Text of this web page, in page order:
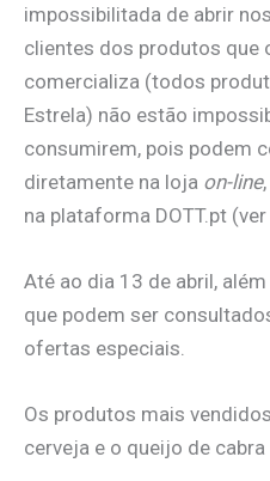
impossibilitada de abrir
clientes dos produtos que
comercializa (todos
Estrela) não estão
consumirem, pois podem
diretamente na loja on-line,
na plataforma DOTT.pt (ver
Até ao dia 13 de abril,
que podem ser
ofertas especiais.
Os produtos mais
cerveja e o queijo de